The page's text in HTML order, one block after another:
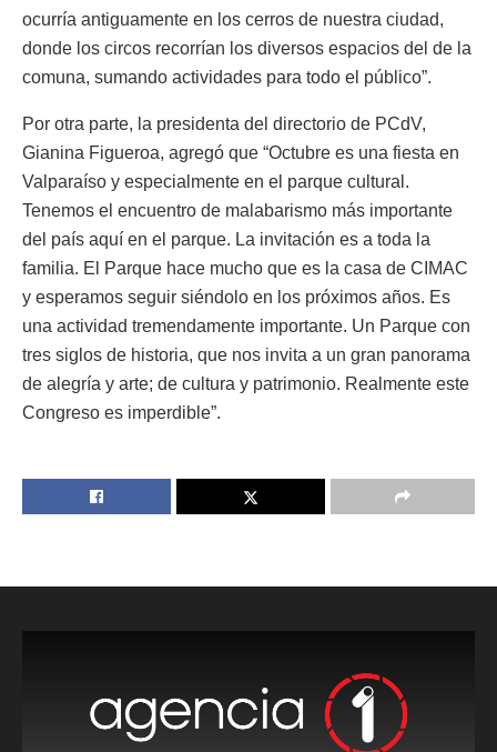
ocurría antiguamente en los cerros de nuestra ciudad,
donde los circos recorrían los diversos espacios del de la
comuna, sumando actividades para todo el público”.
Por otra parte, la presidenta del directorio de PCdV,
Gianina Figueroa, agregó que “Octubre es una fiesta en
Valparaíso y especialmente en el parque cultural.
Tenemos el encuentro de malabarismo más importante
del país aquí en el parque. La invitación es a toda la
familia. El Parque hace mucho que es la casa de CIMAC
y esperamos seguir siéndolo en los próximos años. Es
una actividad tremendamente importante. Un Parque con
tres siglos de historia, que nos invita a un gran panorama
de alegría y arte; de cultura y patrimonio. Realmente este
Congreso es imperdible”.